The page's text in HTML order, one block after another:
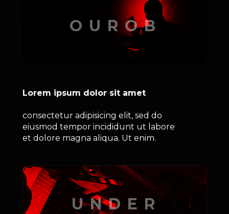
Lorem ipsum dolor sit amet
consectetur adipisicing elit, sed do
eiusmod tempor incididunt ut labore
et dolore magna aliqua. Ut enim.
OUROB
UNDER